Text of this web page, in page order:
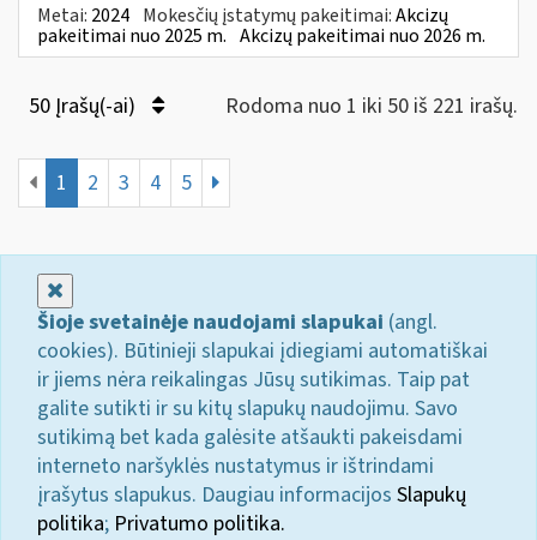
Metai: 2024 Mokesčių įstatymų pakeitimai:Akcizų
pakeitimai nuo 2025 m. Akcizų pakeitimai nuo 2026 m.
50 Įrašų(-ai) Rodoma nuo 1 iki 50 iš 221 irašų.
1 2 3 4 5
Šioje svetainėje naudojami slapukai (angl.
cookies). Būtinieji slapukai įdiegiami automatiškai
ir jiems nėra reikalingas Jūsų sutikimas. Taip pat
galite sutikti ir su kitų slapukų naudojimu. Savo
sutikimą bet kada galėsite atšaukti pakeisdami
interneto naršyklės nustatymus ir ištrindami
įrašytus slapukus. Daugiau informacijos Slapukų
politika; Privatumo politika.